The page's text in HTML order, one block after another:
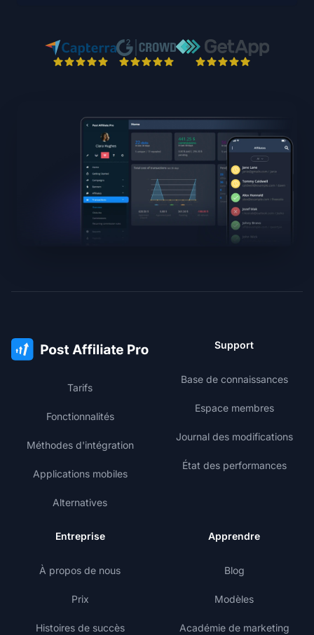
Tarifs
Fonctionnalités
Méthodes d'intégration
Applications mobiles
Alternatives
Support
Base de connaissances
Espace membres
Journal des modifications
État des performances
Entreprise
À propos de nous
Prix
Histoires de succès
Apprendre
Blog
Modèles
Académie de marketing